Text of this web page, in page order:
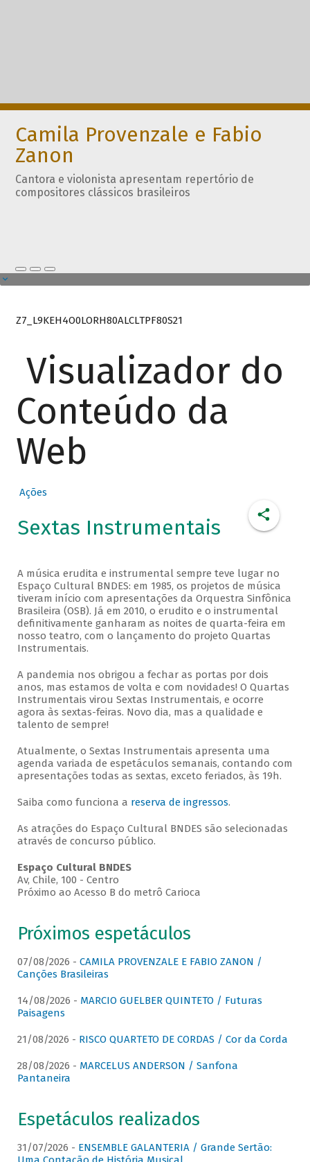
Camila Provenzale e Fabio
Zanon
Cantora e violonista apresentam repertório de
compositores clássicos brasileiros
Z7_L9KEH4O0LORH80ALCLTPF80S21
Visualizador do
Conteúdo da
Web
Ações
Sextas Instrumentais
A música erudita e instrumental sempre teve lugar no
Espaço Cultural BNDES: em 1985, os projetos de música
tiveram início com apresentações da Orquestra Sinfônica
Brasileira (OSB). Já em 2010, o erudito e o instrumental
definitivamente ganharam as noites de quarta-feira em
nosso teatro, com o lançamento do projeto Quartas
Instrumentais.
A pandemia nos obrigou a fechar as portas por dois
anos, mas estamos de volta e com novidades! O Quartas
Instrumentais virou Sextas Instrumentais, e ocorre
agora às sextas-feiras. Novo dia, mas a qualidade e
talento de sempre!
Atualmente, o Sextas Instrumentais apresenta uma
agenda variada de espetáculos semanais, contando com
apresentações todas as sextas, exceto feriados, às 19h.
Saiba como funciona a reserva de ingressos.
As atrações do Espaço Cultural BNDES são selecionadas
através de concurso público.
Espaço Cultural BNDES
Av, Chile, 100 - Centro
Próximo ao Acesso B do metrô Carioca
Próximos espetáculos
07/08/2026 - CAMILA PROVENZALE E FABIO ZANON /
Canções Brasileiras
14/08/2026 - MARCIO GUELBER QUINTETO / Futuras
Paisagens
21/08/2026 - RISCO QUARTETO DE CORDAS / Cor da Corda
28/08/2026 - MARCELUS ANDERSON / Sanfona
Pantaneira
Espetáculos realizados
31/07/2026 - ENSEMBLE GALANTERIA / Grande Sertão: